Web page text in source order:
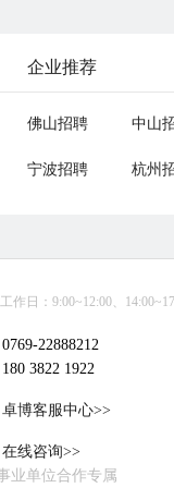
企业推荐
佛山招聘 中山
宁波招聘 杭州
工作日：9:00~12:00、
22888212
180 3822 1922
卓博客服中心>>
在线咨询>>
业单位合作专属